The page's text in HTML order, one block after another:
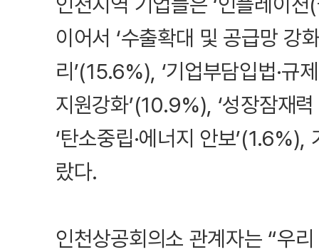
이어서 ‘수출확대 및 공급망 강
리’(15.6%), ‘기업부담입법·규
지원강화’(10.9%), ‘성장잠재
‘탄소중립·에너지 안보
랐다.
인천상공회의소 관계자는 “우